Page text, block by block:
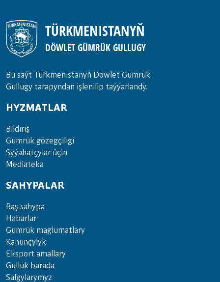
TÜRKMENISTANYŇ
DÖWLET GÜMRÜK GULLUGY
Bu saýt Türkmenistanyñ Döwlet Gümrük
Gullugy tarapyndan işlenilip taýýarlandy.
HYZMATLAR
Bil­di­riş
Güm­rük gö­zeg­çi­li­gi
Sy­ýa­hat­çy­lar ü­çin
Media­teka
SAHYPALAR
Baş sahypa
Habarlar
Gümrük maglumatlary
Kanunçylyk
Eksport amallary
Gulluk barada
Salgylarymyz